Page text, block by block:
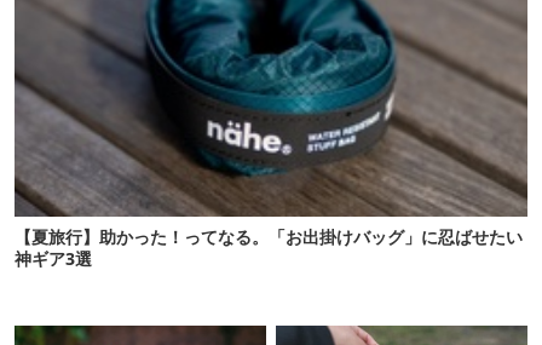
【夏旅行】助かった！ってなる。「お出掛けバッグ」に忍ばせたい
神ギア3選